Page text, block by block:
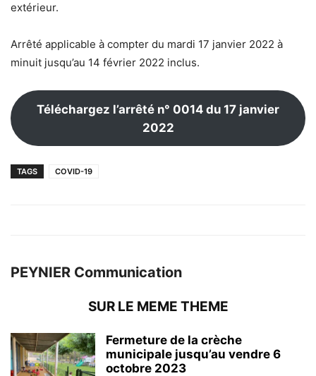
extérieur.
Arrêté applicable à compter du mardi 17 janvier 2022 à
minuit jusqu’au 14 février 2022 inclus.
Téléchargez l’arrêté n° 0014 du 17 janvier
2022
TAGS COVID-19
PEYNIER Communication
SUR LE MEME THEME
Fermeture de la crèche
municipale jusqu’au vendre 6
octobre 2023